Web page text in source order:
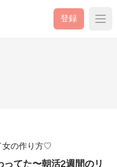
登録
女の作り方♡
てた〜朝活2週間のリ